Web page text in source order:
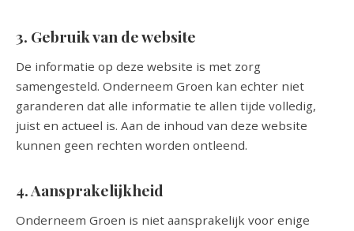
3. Gebruik van de website
De informatie op deze website is met zorg
samengesteld. Onderneem Groen kan echter niet
garanderen dat alle informatie te allen tijde volledig,
juist en actueel is. Aan de inhoud van deze website
kunnen geen rechten worden ontleend.
4. Aansprakelijkheid
Onderneem Groen is niet aansprakelijk voor enige